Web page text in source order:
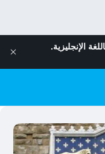
الإنجليزية.